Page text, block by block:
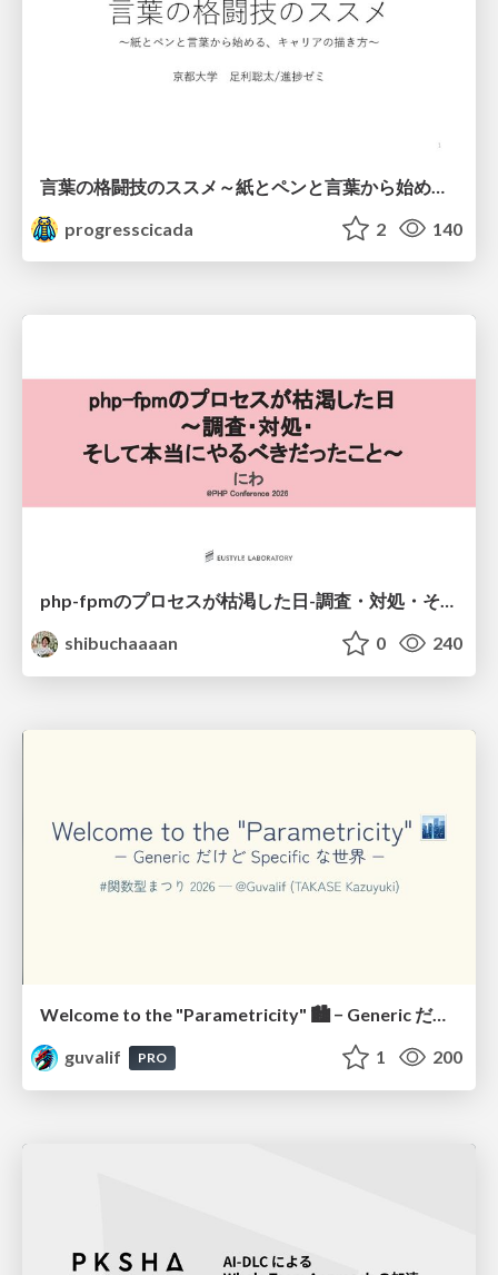
progresscicada
2 140
php-fpmのプロセスが枯渇した日-調査・対処・そして本当にやるべきだったこと-
shibuchaaaan
0 240
Welcome to the "Parametricity" 🏙️ − Generic だけど Specific な世界 −
guvalif
PRO 1 200